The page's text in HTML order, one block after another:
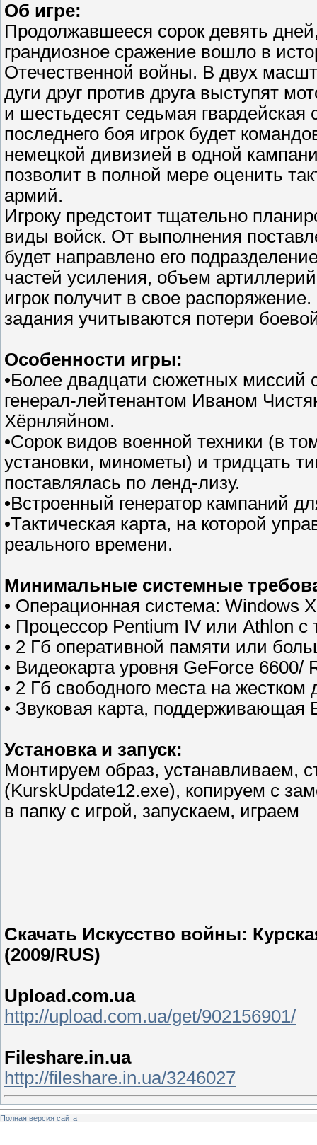
Об игре:
Продолжавшееся сорок девять
грандиозное сражение вошло в
Отечественной войны. В двух
дуги друг против друга выступят
и шестьдесят седьмая гвардейская
последнего боя игрок будет
немецкой дивизией в одной
позволит в полной мере оценить
армий.
Игроку предстоит тщательно
виды войск. От выполнения
будет направлено его
частей усиления, объем
игрок получит в свое
задания учитываются потери
Особенности игры:
•Более двадцати сюжетных миссий
генерал-лейтенантом Иваном
Хёрнляйном.
•Сорок видов военной техники (в
установки, минометы) и тридцать
поставлялась по ленд-лизу.
•Встроенный генератор кампаний
•Тактическая карта, на которой
реального времени.
Минимальные системные
• Операционная система: Windows
• Процессор Pentium IV или Athlon с
• 2 Гб оперативной памяти или
• Видеокарта уровня GeForce
• 2 Гб свободного места на жестком
• Звуковая карта, поддерживающая
Установка и запуск:
Монтируем образ, устанавливаем,
(KurskUpdate12.exe), копируем с
в папку с игрой, запускаем, играем
Скачать Искусство войны:
(2009/RUS)
Upload.com.ua
http://upload.com.ua/get/902156901/
Fileshare.in.ua
http://fileshare.in.ua/3246027
Полная версия сайта